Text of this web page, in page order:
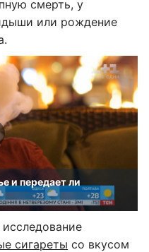
смерть, у
или рождение
и передает ли
сигареты со вкусом